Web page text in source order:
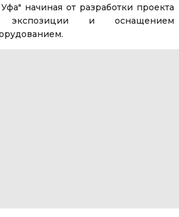
начиная от разработки проекта
экспозиции и оснащением